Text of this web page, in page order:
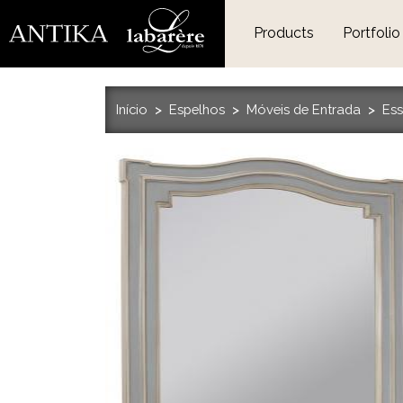
Products Portfolio
Início Espelhos Móveis de Entrada